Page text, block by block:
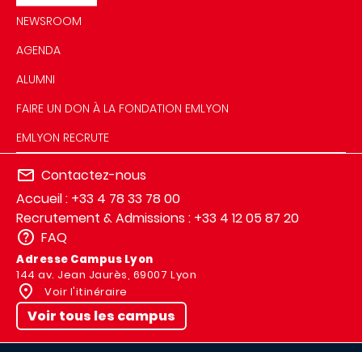
NEWSROOM
AGENDA
ALUMNI
FAIRE UN DON À LA FONDATION EMLYON
EMLYON RECRUTE
Contactez-nous
Accueil : +33 4 78 33 78 00
Recrutement & Admissions : +33 4 12 05 87 20
FAQ
Adresse Campus Lyon
144 av. Jean Jaurès, 69007 Lyon
Voir l'itinéraire
Voir tous les campus